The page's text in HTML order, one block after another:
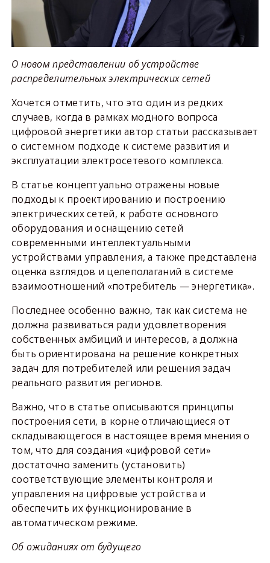
О новом представлении об устройстве
распределительных электрических сетей
Хочется отметить, что это один из редких
случаев, когда в рамках модного вопроса
цифровой энергетики автор статьи рассказывает
о системном подходе к системе развития и
эксплуатации электросетевого комплекса.
В статье концептуально отражены новые
подходы к проектированию и построению
электрических сетей, к работе основного
оборудования и оснащению сетей
современными интеллектуальными
устройствами управления, а также представлена
оценка взглядов и целеполаганий в системе
взаимоотношений «потребитель — энергетика».
Последнее особенно важно, так как система не
должна развиваться ради удовлетворения
собственных амбиций и интересов, а должна
быть ориентирована на решение конкретных
задач для потребителей или решения задач
реального развития регионов.
Важно, что в статье описываются принципы
построения сети, в корне отличающиеся от
складывающегося в настоящее время мнения о
том, что для создания «цифровой сети»
достаточно заменить (установить)
соответствующие элементы контроля и
управления на цифровые устройства и
обеспечить их функционирование в
автоматическом режиме.
Об ожиданиях от будущего